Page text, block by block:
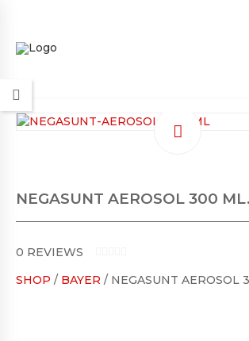
NEGASUNT AEROSOL 300 ML.
0 REVIEWS
O
SHOP / BAYER / NEGASUNT AEROSOL